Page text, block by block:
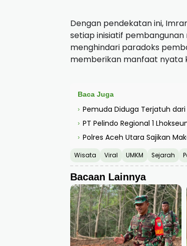
Dengan pendekatan ini,
setiap inisiatif
menghindari paradoks
memberikan manfaat nyata
Baca Juga
› Pemuda Diduga Terjatuh
› PT Pelindo Regional 1
› Polres Aceh Utara Sajikan
Wisata Viral UMKM Sejarah
Bacaan Lainnya